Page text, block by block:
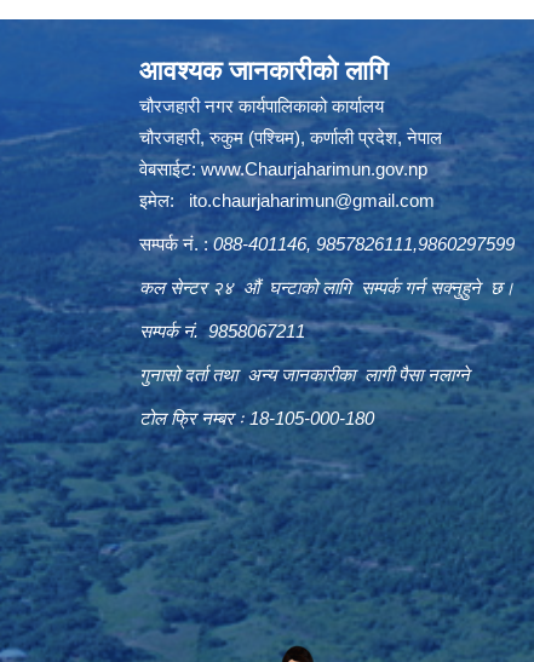
आवश्यक जानकारीको लागि
चौरजहारी नगर कार्यपालिकाको कार्यालय
चौरजहारी, रुकुम (पश्चिम), कर्णाली प्रदेश, नेपाल
वेबसाईट:www.Chaurjaharimun.gov.np
इमेल: ito.chaurjaharimun@gmail.com
सम्पर्क नं. : 088-401146, 9857826111,9860297599
कल सेन्टर २४ औं घन्टाको लागि सम्पर्क गर्न सक्नुहुने छ।
सम्पर्क नं. 9858067211
गुनासो दर्ता तथा अन्य जानकारीका लागी पैसा नलाग्ने
टोल फ्रि नम्बर ः 18-105-000-180